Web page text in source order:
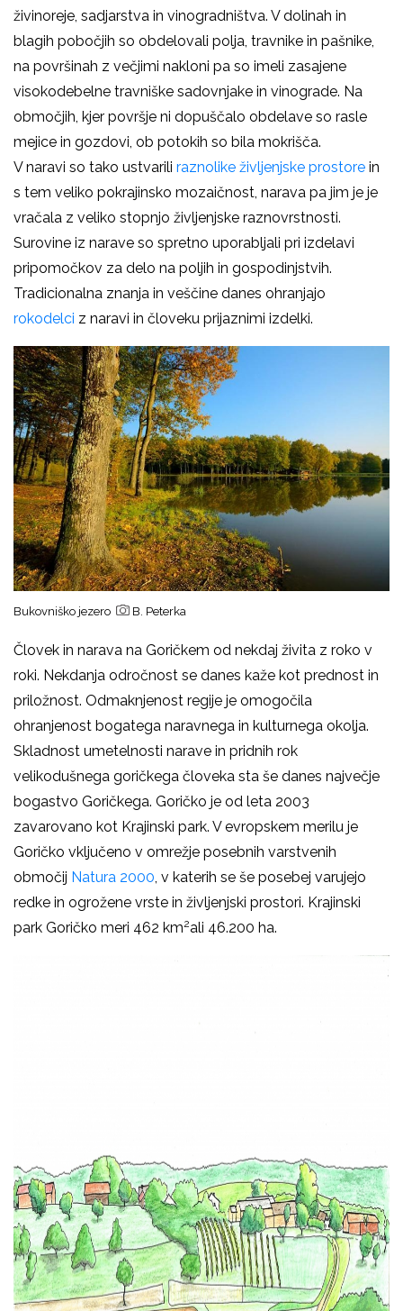
živinoreje, sadjarstva in vinogradništva. V dolinah in
blagih pobočjih so obdelovali polja, travnike in pašnike,
na površinah z večjimi nakloni pa so imeli zasajene
visokodebelne travniške sadovnjake in vinograde. Na
območjih, kjer površje ni dopuščalo obdelave so rasle
mejice in gozdovi, ob potokih so bila mokrišča.
V naravi so tako ustvarili raznolike življenjske prostore in
s tem veliko pokrajinsko mozaičnost, narava pa jim je je
vračala z veliko stopnjo življenjske raznovrstnosti.
Surovine iz narave so spretno uporabljali pri izdelavi
pripomočkov za delo na poljih in gospodinjstvih.
Tradicionalna znanja in veščine danes ohranjajo
rokodelci z naravi in človeku prijaznimi izdelki.
Bukovniško jezero B. Peterka
Človek in narava na Goričkem od nekdaj živita z roko v
roki. Nekdanja odročnost se danes kaže kot prednost in
priložnost. Odmaknjenost regije je omogočila
ohranjenost bogatega naravnega in kulturnega okolja.
Skladnost umetelnosti narave in pridnih rok
velikodušnega goričkega človeka sta še danes največje
bogastvo Goričkega. Goričko je od leta 2003
zavarovano kot Krajinski park. V evropskem merilu je
Goričko vključeno v omrežje posebnih varstvenih
območij Natura 2000, v katerih se še posebej varujejo
redke in ogrožene vrste in življenjski prostori. Krajinski
park Goričko meri 462 km2ali 46.200 ha.